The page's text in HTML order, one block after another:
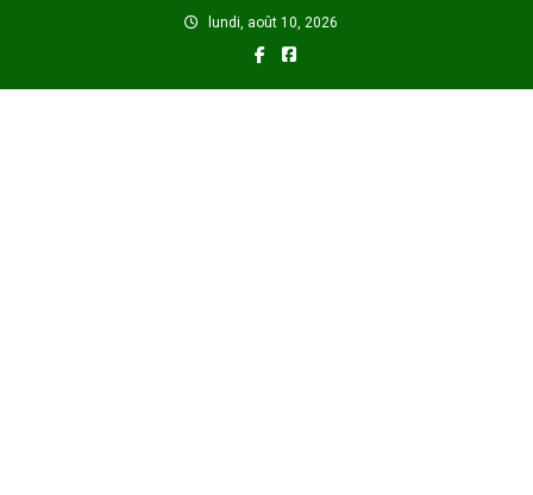
lundi, août 10, 2026